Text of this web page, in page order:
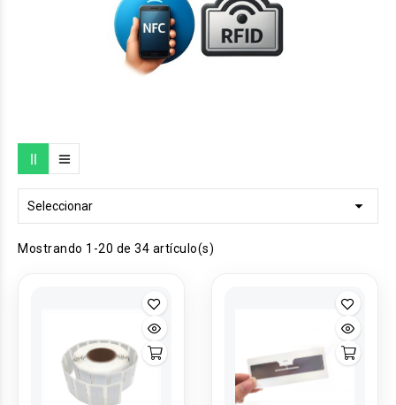
Seleccionar 
Mostrando 1-20 de 34 artículo(s)